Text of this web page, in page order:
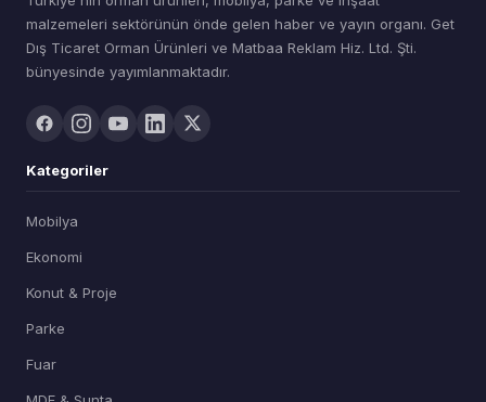
malzemeleri sektörünün önde gelen haber ve yayın organı. Get
Dış Ticaret Orman Ürünleri ve Matbaa Reklam Hiz. Ltd. Şti.
bünyesinde yayımlanmaktadır.
Kategoriler
Mobilya
Ekonomi
Konut & Proje
Parke
Fuar